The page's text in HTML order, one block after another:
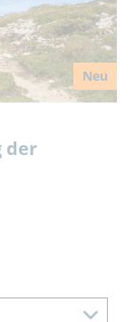
Neu
der